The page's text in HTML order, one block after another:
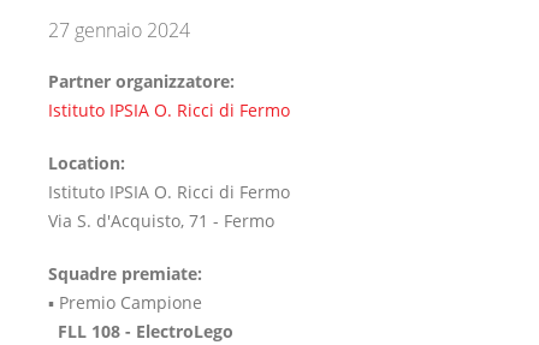
27 gennaio 2024
Partner organizzatore:
Istituto IPSIA O. Ricci di Fermo
Location:
Istituto IPSIA O. Ricci di Fermo
Via S. d'Acquisto, 71 - Fermo
Squadre premiate:
​▪️ Premio Campione
FLL 108 - ElectroLego